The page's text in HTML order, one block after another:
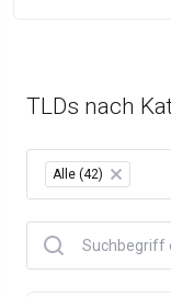
TLDs nach
Alle (42) ×